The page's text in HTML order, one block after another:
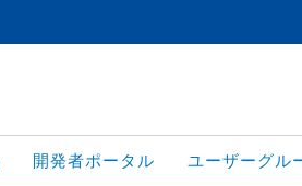
開発者ポータル ユーザーグル